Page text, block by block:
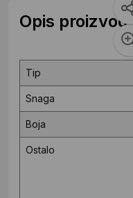
Opis
Tip
Snaga
Boja
Ostalo